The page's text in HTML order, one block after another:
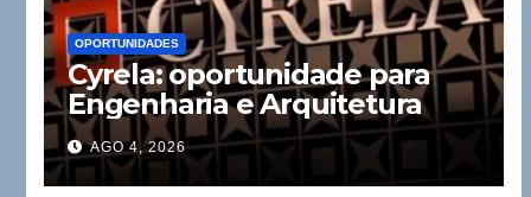
OPORTUNIDADES
Cyrela: oportunidade para
Engenharia e Arquitetura
AGO 4, 2026